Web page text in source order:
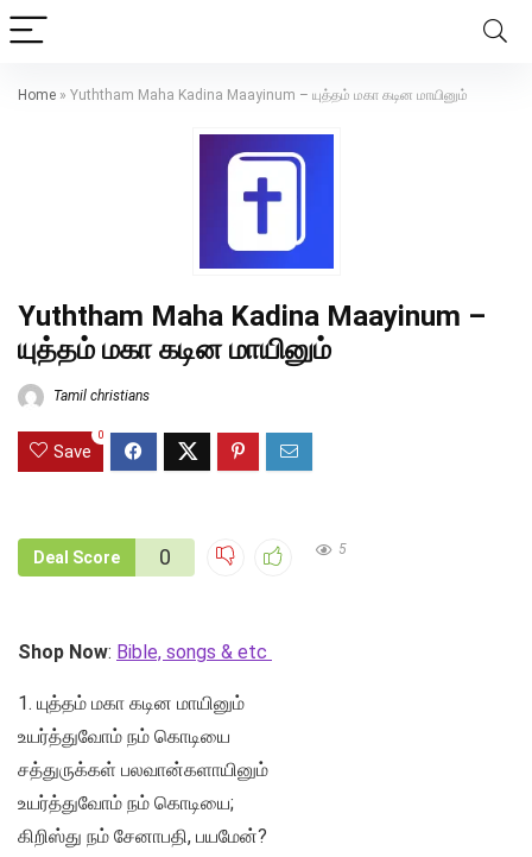
Home » Yuththam Maha Kadina Maayinum – யுத்தம் மகா கடின மாயினும்
Yuththam Maha Kadina Maayinum –
யுத்தம் மகா கடின மாயினும்
Tamil christians
Save
0
Deal Score 0 5
Shop Now: Bible, songs & etc
1. யுத்தம் மகா கடின மாயினும்
உயர்த்துவோம் நம் கொடியை
சத்துருக்கள் பலவான்களாயினும்
உயர்த்துவோம் நம் கொடியை;
கிறிஸ்து நம் சேனாபதி, பயமேன்?